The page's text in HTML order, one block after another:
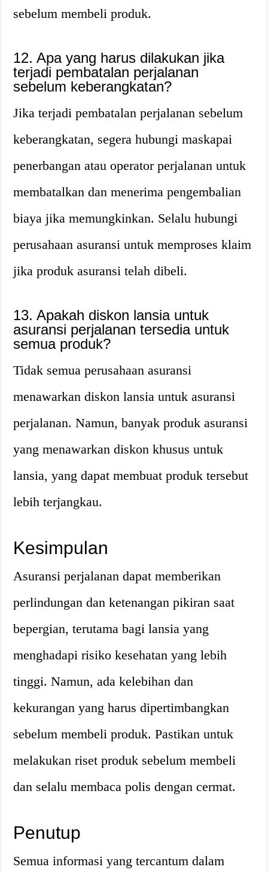
sebelum membeli produk.
12. Apa yang harus dilakukan jika
terjadi pembatalan perjalanan
sebelum keberangkatan?
Jika terjadi pembatalan perjalanan sebelum
keberangkatan, segera hubungi maskapai
penerbangan atau operator perjalanan untuk
membatalkan dan menerima pengembalian
biaya jika memungkinkan. Selalu hubungi
perusahaan asuransi untuk memproses klaim
jika produk asuransi telah dibeli.
13. Apakah diskon lansia untuk
asuransi perjalanan tersedia untuk
semua produk?
Tidak semua perusahaan asuransi
menawarkan diskon lansia untuk asuransi
perjalanan. Namun, banyak produk asuransi
yang menawarkan diskon khusus untuk
lansia, yang dapat membuat produk tersebut
lebih terjangkau.
Kesimpulan
Asuransi perjalanan dapat memberikan
perlindungan dan ketenangan pikiran saat
bepergian, terutama bagi lansia yang
menghadapi risiko kesehatan yang lebih
tinggi. Namun, ada kelebihan dan
kekurangan yang harus dipertimbangkan
sebelum membeli produk. Pastikan untuk
melakukan riset produk sebelum membeli
dan selalu membaca polis dengan cermat.
Penutup
Semua informasi yang tercantum dalam